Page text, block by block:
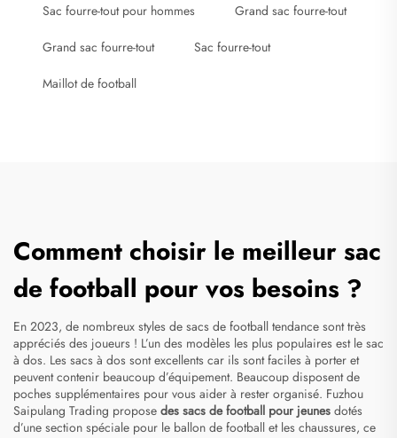
Sac fourre-tout pour hommes Grand sac fourre-tout
Grand sac fourre-tout Sac fourre-tout
Maillot de football
Comment choisir le meilleur sac
de football pour vos besoins ?
En 2023, de nombreux styles de sacs de football tendance sont très
appréciés des joueurs ! L’un des modèles les plus populaires est le sac
à dos. Les sacs à dos sont excellents car ils sont faciles à porter et
peuvent contenir beaucoup d’équipement. Beaucoup disposent de
poches supplémentaires pour vous aider à rester organisé. Fuzhou
Saipulang Trading propose des sacs de football pour jeunes dotés
d’une section spéciale pour le ballon de football et les chaussures, ce